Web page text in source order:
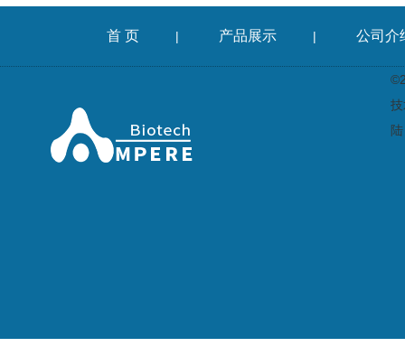
首 页 | 产品展示 | 公司介
陆